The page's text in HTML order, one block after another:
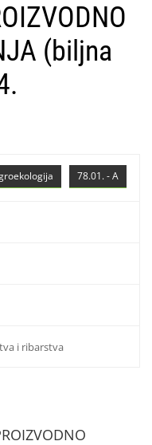
(biljna
78.01. - A
i ribarstva